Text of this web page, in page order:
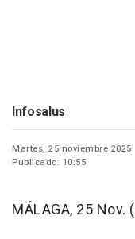
Infosalus
Martes, 25 noviembre 2025
Publicado: 10:55
MÁLAGA, 25 Nov.